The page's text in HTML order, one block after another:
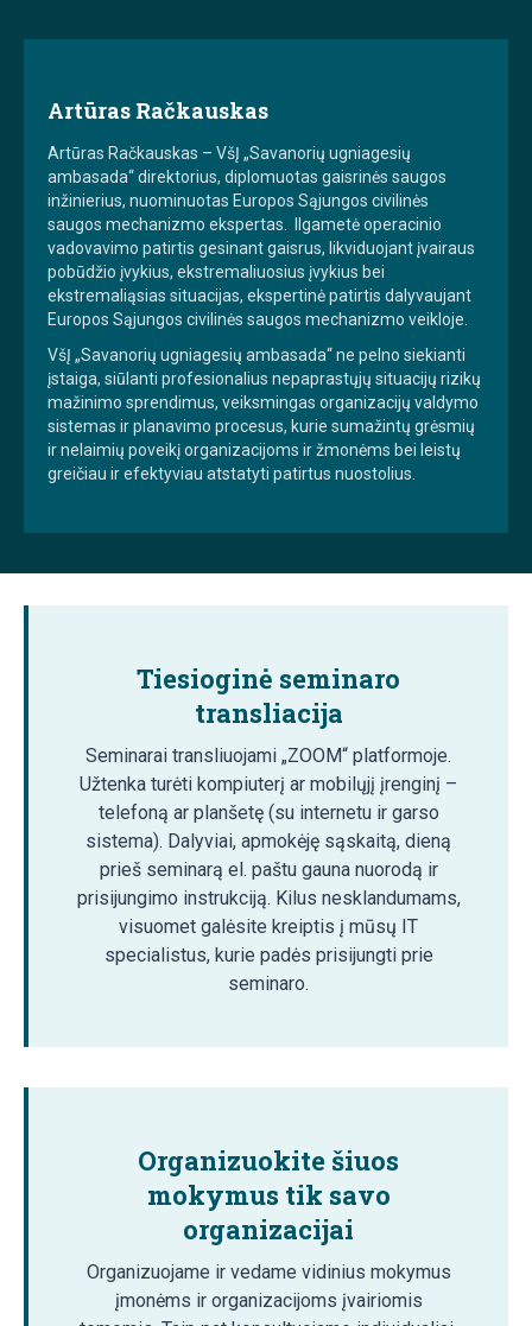
Artūras Račkauskas
Artūras Račkauskas – VšĮ „Savanorių ugniagesių
ambasada“ direktorius, diplomuotas gaisrinės saugos
inžinierius, nuominuotas Europos Sąjungos civilinės
saugos mechanizmo ekspertas. Ilgametė operacinio
vadovavimo patirtis gesinant gaisrus, likviduojant įvairaus
pobūdžio įvykius, ekstremaliuosius įvykius bei
ekstremaliąsias situacijas, ekspertinė patirtis dalyvaujant
Europos Sąjungos civilinės saugos mechanizmo veikloje.
VšĮ „Savanorių ugniagesių ambasada“ ne pelno siekianti
įstaiga, siūlanti profesionalius nepaprastųjų situacijų rizikų
mažinimo sprendimus, veiksmingas organizacijų valdymo
sistemas ir planavimo procesus, kurie sumažintų grėsmių
ir nelaimių poveikį organizacijoms ir žmonėms bei leistų
greičiau ir efektyviau atstatyti patirtus nuostolius.
Tiesioginė seminaro
transliacija
Seminarai transliuojami „ZOOM“ platformoje.
Užtenka turėti kompiuterį ar mobilųjį įrenginį –
telefoną ar planšetę (su internetu ir garso
sistema). Dalyviai, apmokėję sąskaitą, dieną
prieš seminarą el. paštu gauna nuorodą ir
prisijungimo instrukciją. Kilus nesklandumams,
visuomet galėsite kreiptis į mūsų IT
specialistus, kurie padės prisijungti prie
seminaro.
Organizuokite šiuos
mokymus tik savo
organizacijai
Organizuojame ir vedame vidinius mokymus
įmonėms ir organizacijoms įvairiomis